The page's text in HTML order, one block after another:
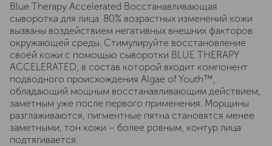
Blue Therapy Accelerated Восстанавливающая
сыворотка для лица. 80% возрастных изменений кожи
вызваны воздействием негативных внешних факторов
окружающей среды. Стимулируйте восстановление
своей кожи с помощью сыворотки BLUE THERAPY
ACCELERATED, в состав которой входит компонент
подводного происхождения Algae of Youth™,
обладающий мощным восстанавливающим действием,
заметным уже после первого применения. Морщины
разглаживаются, пигментные пятна становятся менее
заметными, тон кожи – более ровным, контур лица
подтягивается.